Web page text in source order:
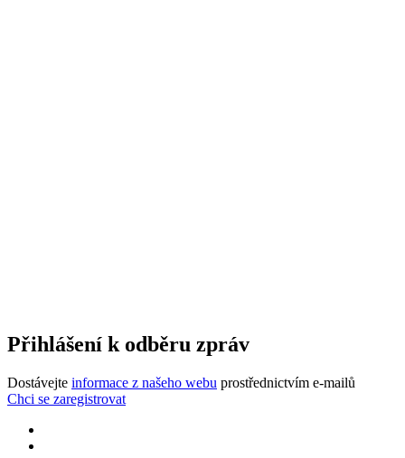
Přihlášení k odběru zpráv
Dostávejte informace z našeho webu prostřednictvím e-mailů
Chci se zaregistrovat